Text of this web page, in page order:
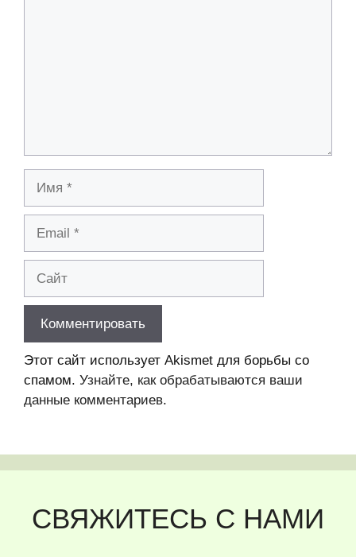
Этот сайт использует Akismet для борьбы со
спамом. Узнайте, как обрабатываются ваши
данные комментариев.
СВЯЖИТЕСЬ С НАМИ